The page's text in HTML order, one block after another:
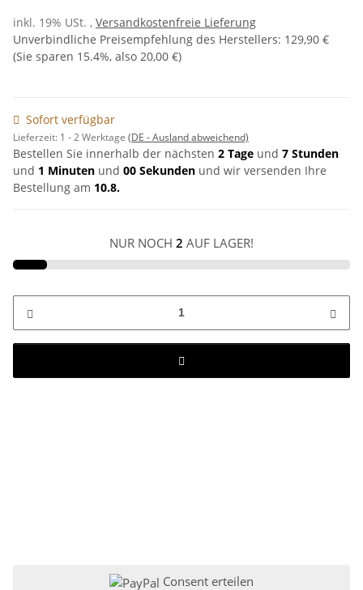
inkl. 19% USt. , Versandkostenfreie Lieferung
Unverbindliche Preisempfehlung des Herstellers: 129,90 €
(Sie sparen 15.4%, also 20,00 €)
Sofort verfügbar
Lieferzeit: 1 - 2 Werktage (DE - Ausland abweichend)
Bestellen Sie innerhalb der nächsten 2 Tage und 7 Stunden
und 1 Minuten und 00 Sekunden und wir versenden Ihre
Bestellung am 10.8.
NUR NOCH 2 AUF LAGER!
Consent erteilen